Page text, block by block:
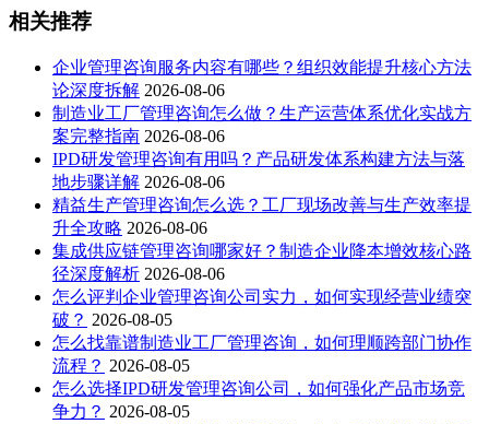
相关推荐
企业管理咨询服务内容有哪些？组织效能提升核心方法
论深度拆解 2026-08-06
制造业工厂管理咨询怎么做？生产运营体系优化实战方
案完整指南 2026-08-06
IPD研发管理咨询有用吗？产品研发体系构建方法与落
地步骤详解 2026-08-06
精益生产管理咨询怎么选？工厂现场改善与生产效率提
升全攻略 2026-08-06
集成供应链管理咨询哪家好？制造企业降本增效核心路
径深度解析 2026-08-06
怎么评判企业管理咨询公司实力，如何实现经营业绩突
破？ 2026-08-05
怎么找靠谱制造业工厂管理咨询，如何理顺跨部门协作
流程？ 2026-08-05
怎么选择IPD研发管理咨询公司，如何强化产品市场竞
争力？ 2026-08-05